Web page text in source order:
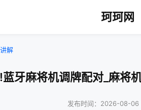
珂珂网
解
牙麻将机调牌配对_麻将
发布时间：2026-08-06